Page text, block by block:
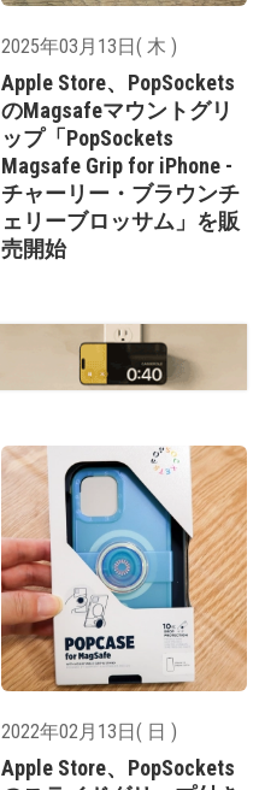
2025年03月13日( 木 )
Apple Store、PopSockets
のMagsafeマウントグリ
ップ「PopSockets
Magsafe Grip for iPhone -
チャーリー・ブラウンチ
ェリーブロッサム」を販
売開始
2022年02月13日( 日 )
Apple Store、PopSockets